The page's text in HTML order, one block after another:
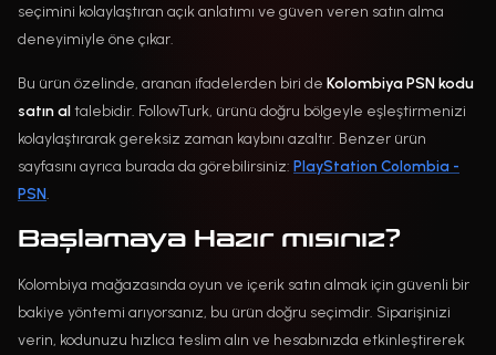
seçimini kolaylaştıran açık anlatımı ve güven veren satın alma
deneyimiyle öne çıkar.
Bu ürün özelinde, aranan ifadelerden biri de Kolombiya PSN kodu
satın altalebidir. FollowTurk, ürünü doğru bölgeyle eşleştirmenizi
kolaylaştırarak gereksiz zaman kaybını azaltır. Benzer ürün
sayfasını ayrıca burada da görebilirsiniz: PlayStation Colombia -
PSN.
Başlamaya Hazır mısınız?
Kolombiya mağazasında oyun ve içerik satın almak için güvenli bir
bakiye yöntemi arıyorsanız, bu ürün doğru seçimdir. Siparişinizi
verin, kodunuzu hızlıca teslim alın ve hesabınızda etkinleştirerek